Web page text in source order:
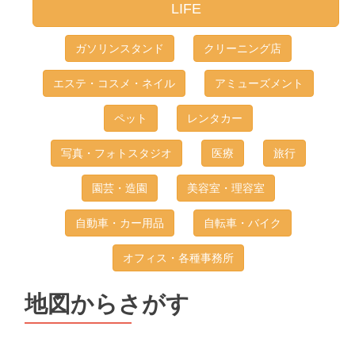
LIFE
ガソリンスタンド クリーニング店
エステ・コスメ・ネイル アミューズメント
ペット レンタカー
写真・フォトスタジオ 医療 旅行
園芸・造園 美容室・理容室
自動車・カー用品 自転車・バイク
オフィス・各種事務所
地図からさがす